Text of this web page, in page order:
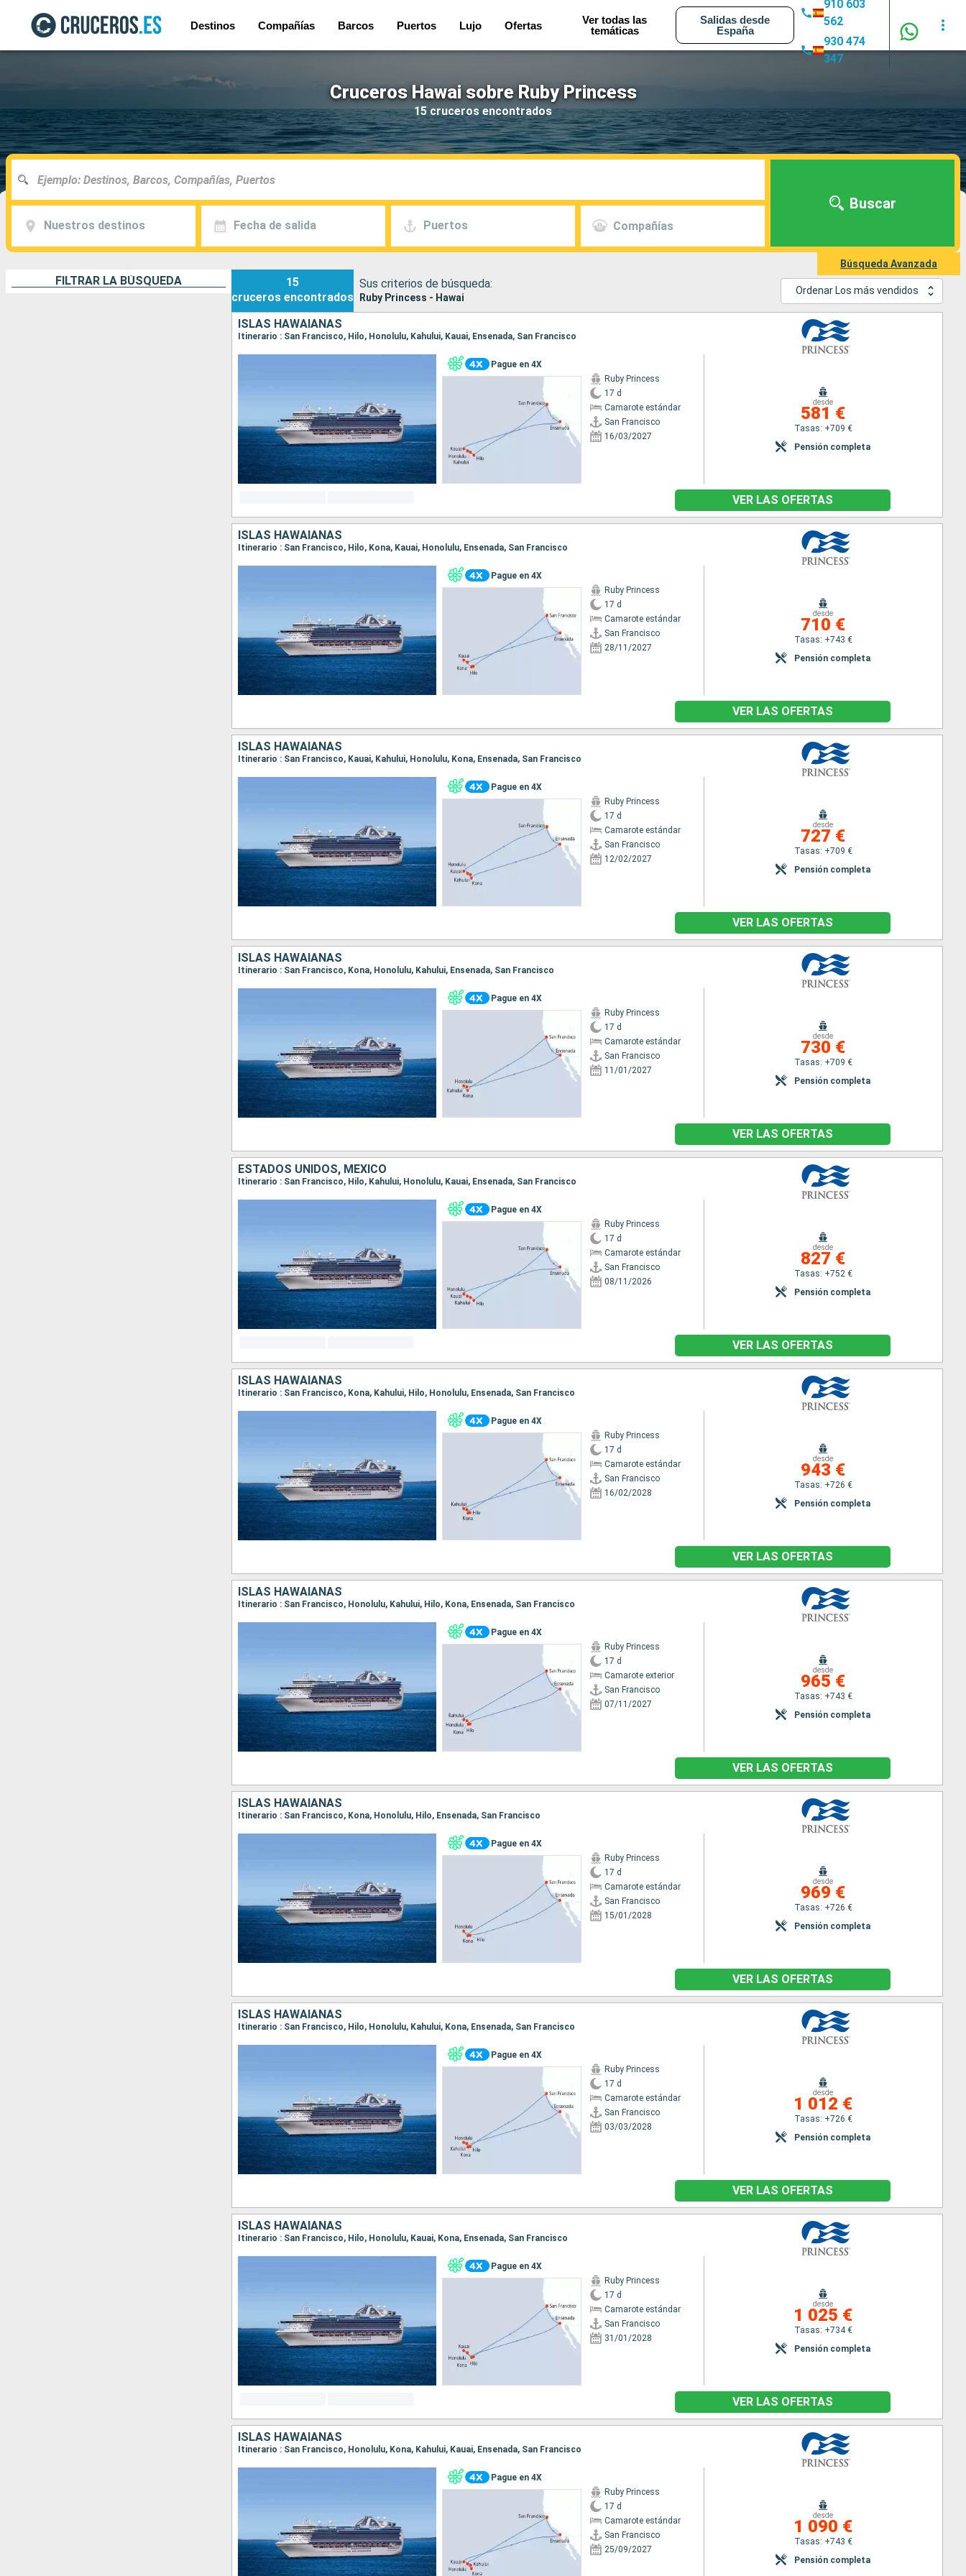
Destinos Compañías Barcos Puertos Lujo Ofertas
Ver todas las
temáticas
Salidas desde
España
910 603
562
930 474
347
Cruceros Hawai sobre Ruby Princess
15 cruceros encontrados
Nuestros destinos Fecha de salida Puertos Compañías
Buscar
Búsqueda Avanzada
FILTRAR LA BÚSQUEDA
15
cruceros encontrados
Sus criterios de búsqueda:
Ruby Princess - Hawai
Ordenar Los más vendidos
ISLAS HAWAIANAS
Itinerario : San Francisco, Hilo, Honolulu, Kahului, Kauai, Ensenada, San Francisco
Pague en 4X
Ruby Princess
17 d
Camarote estándar
San Francisco
16/03/2027
desde
581 €
Tasas: +709 €
Pensión completa
VER LAS OFERTAS
ISLAS HAWAIANAS
Itinerario : San Francisco, Hilo, Kona, Kauai, Honolulu, Ensenada, San Francisco
Pague en 4X
Ruby Princess
17 d
Camarote estándar
San Francisco
28/11/2027
desde
710 €
Tasas: +743 €
Pensión completa
VER LAS OFERTAS
ISLAS HAWAIANAS
Itinerario : San Francisco, Kauai, Kahului, Honolulu, Kona, Ensenada, San Francisco
Pague en 4X
Ruby Princess
17 d
Camarote estándar
San Francisco
12/02/2027
desde
727 €
Tasas: +709 €
Pensión completa
VER LAS OFERTAS
ISLAS HAWAIANAS
Itinerario : San Francisco, Kona, Honolulu, Kahului, Ensenada, San Francisco
Pague en 4X
Ruby Princess
17 d
Camarote estándar
San Francisco
11/01/2027
desde
730 €
Tasas: +709 €
Pensión completa
VER LAS OFERTAS
ESTADOS UNIDOS, MÉXICO
Itinerario : San Francisco, Hilo, Kahului, Honolulu, Kauai, Ensenada, San Francisco
Pague en 4X
Ruby Princess
17 d
Camarote estándar
San Francisco
08/11/2026
desde
827 €
Tasas: +752 €
Pensión completa
VER LAS OFERTAS
ISLAS HAWAIANAS
Itinerario : San Francisco, Kona, Kahului, Hilo, Honolulu, Ensenada, San Francisco
Pague en 4X
Ruby Princess
17 d
Camarote estándar
San Francisco
16/02/2028
desde
943 €
Tasas: +726 €
Pensión completa
VER LAS OFERTAS
ISLAS HAWAIANAS
Itinerario : San Francisco, Honolulu, Kahului, Hilo, Kona, Ensenada, San Francisco
Pague en 4X
Ruby Princess
17 d
Camarote exterior
San Francisco
07/11/2027
desde
965 €
Tasas: +743 €
Pensión completa
VER LAS OFERTAS
ISLAS HAWAIANAS
Itinerario : San Francisco, Kona, Honolulu, Hilo, Ensenada, San Francisco
Pague en 4X
Ruby Princess
17 d
Camarote estándar
San Francisco
15/01/2028
desde
969 €
Tasas: +726 €
Pensión completa
VER LAS OFERTAS
ISLAS HAWAIANAS
Itinerario : San Francisco, Hilo, Honolulu, Kahului, Kona, Ensenada, San Francisco
Pague en 4X
Ruby Princess
17 d
Camarote estándar
San Francisco
03/03/2028
desde
1 012 €
Tasas: +726 €
Pensión completa
VER LAS OFERTAS
ISLAS HAWAIANAS
Itinerario : San Francisco, Hilo, Honolulu, Kauai, Kona, Ensenada, San Francisco
Pague en 4X
Ruby Princess
17 d
Camarote estándar
San Francisco
31/01/2028
desde
1 025 €
Tasas: +734 €
Pensión completa
VER LAS OFERTAS
ISLAS HAWAIANAS
Itinerario : San Francisco, Honolulu, Kona, Kahului, Kauai, Ensenada, San Francisco
Pague en 4X
Ruby Princess
17 d
Camarote estándar
San Francisco
25/09/2027
desde
1 090 €
Tasas: +743 €
Pensión completa